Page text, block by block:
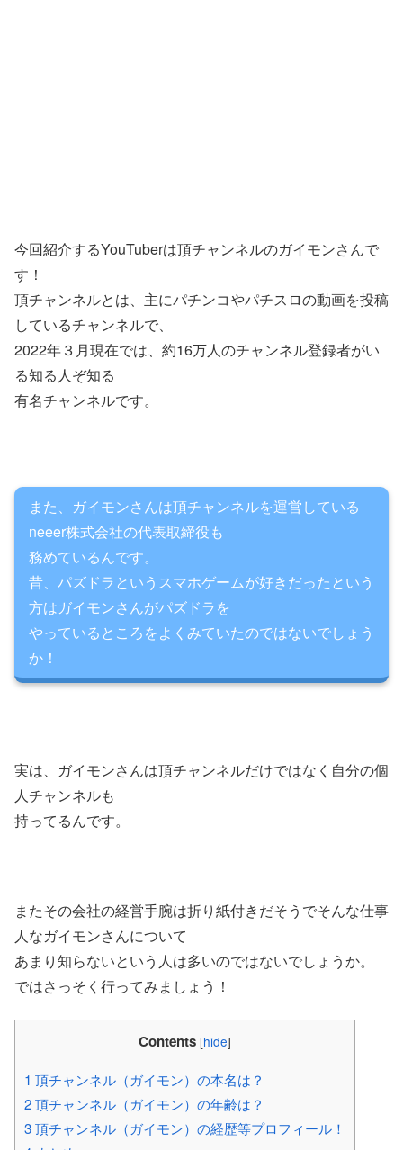
今回紹介するYouTuberは頂チャンネルのガイモンさんで
す！
頂チャンネルとは、主にパチンコやパチスロの動画を投稿
しているチャンネルで、
2022年３月現在では、約16万人のチャンネル登録者がい
る知る人ぞ知る
有名チャンネルです。
また、ガイモンさんは頂チャンネルを運営している
neeer株式会社の代表取締役も
務めているんです。
昔、パズドラというスマホゲームが好きだったという
方はガイモンさんがパズドラを
やっているところをよくみていたのではないでしょう
か！
実は、ガイモンさんは頂チャンネルだけではなく自分の個
人チャンネルも
持ってるんです。
またその会社の経営手腕は折り紙付きだそうでそんな仕事
人なガイモンさんについて
あまり知らないという人は多いのではないでしょうか。
ではさっそく行ってみましょう！
Contents [hide]
1 頂チャンネル（ガイモン）の本名は？
2頂チャンネル（ガイモン）の年齢は？
3頂チャンネル（ガイモン）の経歴等プロフィール！